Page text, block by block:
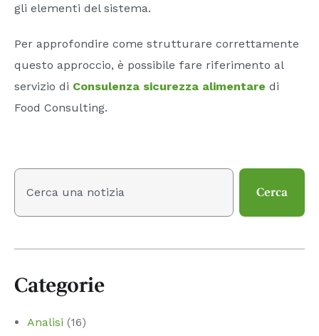
gli elementi del sistema.
Per approfondire come strutturare correttamente
questo approccio, è possibile fare riferimento al
servizio di Consulenza sicurezza alimentare di
Food Consulting.
Cerca
Categorie
Analisi (16)